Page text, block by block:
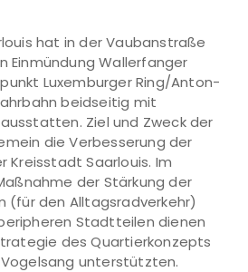
hat in der Vaubanstraße
Einmündung Wallerfanger
Luxemburger Ring/Anton-
beidseitig mit
Ziel und Zweck der
die Verbesse­rung der
Kreisstadt Saarlouis. Im
der Stärkung der
(für den Alltagsradverkehr)
Stadtteilen dienen
des Quartierkonzepts
unterstützten.